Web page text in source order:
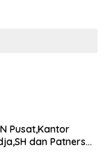
Pusat,Kantor
dan Patners